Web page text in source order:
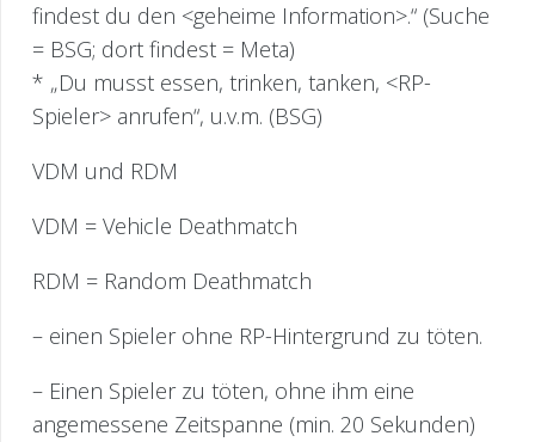
findest du den <geheime Information>.“ (Suche
= BSG; dort findest = Meta)
* „Du musst essen, trinken, tanken, <RP-
Spieler> anrufen“, u.v.m. (BSG)
VDM und RDM
VDM = Vehicle Deathmatch
RDM = Random Deathmatch
– einen Spieler ohne RP-Hintergrund zu töten.
– Einen Spieler zu töten, ohne ihm eine
angemessene Zeitspanne (min. 20 Sekunden)